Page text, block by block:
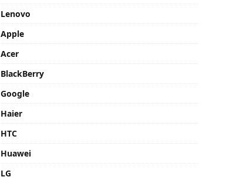
Lenovo
Apple
Acer
BlackBerry
Google
Haier
HTC
Huawei
LG